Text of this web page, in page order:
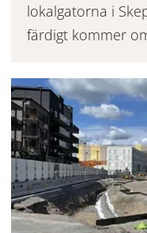
lokalgatorna i
färdigt kommer